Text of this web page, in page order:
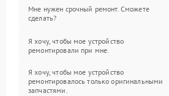
Мне нужен срочный ремонт. Сможете
сделать?
Я хочу, чтобы мое устройство
ремонтировали при мне.
Я хочу, чтобы мое устройство
ремонтировалось только оригинальными
запчастями.